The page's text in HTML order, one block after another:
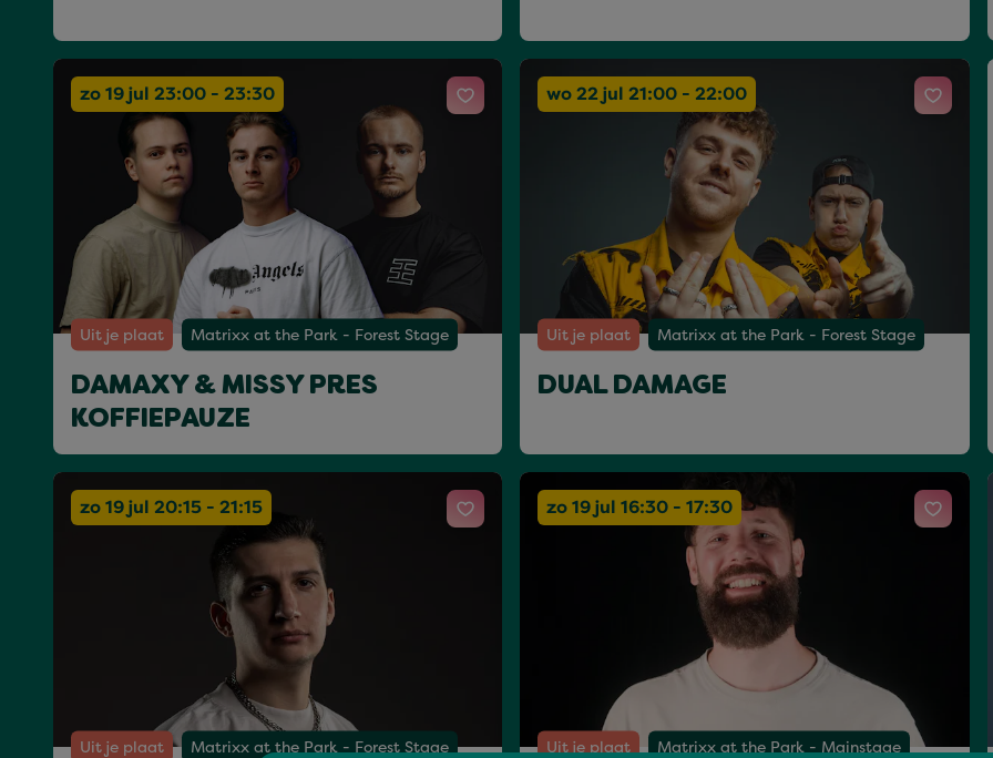
zo 19 jul 23:00 - 23:30
Uit je plaat Matrixx at the Park - Forest Stage
DAMAXY & MISSY PRES
KOFFIEPAUZE
wo 22 jul 21:00 - 22:00
Uit je plaat Matrixx at the Park - Forest Stage
DUAL DAMAGE
zo 19 jul 20:15 - 21:15
Uit je plaat Matrixx at the Park - Forest Stage
zo 19 jul 16:30 - 17:30
Uit je plaat Matrixx at the Park - Mainstage